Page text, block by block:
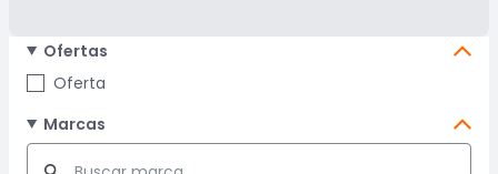
Ofertas
Oferta
Marcas